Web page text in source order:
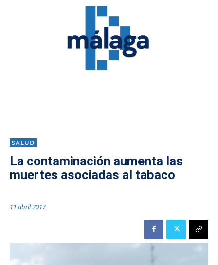
SALUD
La contaminación aumenta las
muertes asociadas al tabaco
11 abril 2017